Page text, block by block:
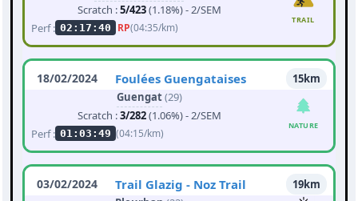
Scratch :5/423(1.18%) - 2/SEM
Perf : 02:17:40 RP(04:35/km)
TRAIL
18/02/2024 Foulées Guengataises
15km
Guengat(29)
Scratch :3/282(1.06%) - 2/SEM
Perf : 01:03:49 (04:15/km)
NATURE
03/02/2024 Trail Glazig - Noz Trail
19km